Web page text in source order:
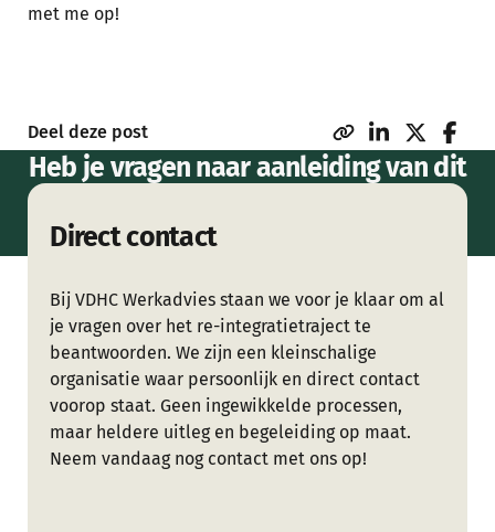
met me op!
Deel deze post
Heb je vragen naar aanleiding van dit
onze dienstverlening?
Direct contact
Bij VDHC Werkadvies staan we voor je klaar om al
je vragen over het re-integratietraject te
beantwoorden. We zijn een kleinschalige
organisatie waar persoonlijk en direct contact
voorop staat. Geen ingewikkelde processen,
maar heldere uitleg en begeleiding op maat.
Neem vandaag nog contact met ons op!